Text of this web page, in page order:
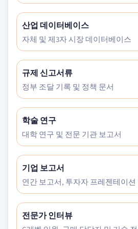
산업 데이터베이스
자체 및 제3자 시장 데이터베이스
규제 신고서류
정부 조달 기록 및 정책 문서
학술 연구
대학 연구 및 전문 기관 보고서
기업 보고서
연간 보고서, 투자자 프레젠테이션
전문가 인터뷰